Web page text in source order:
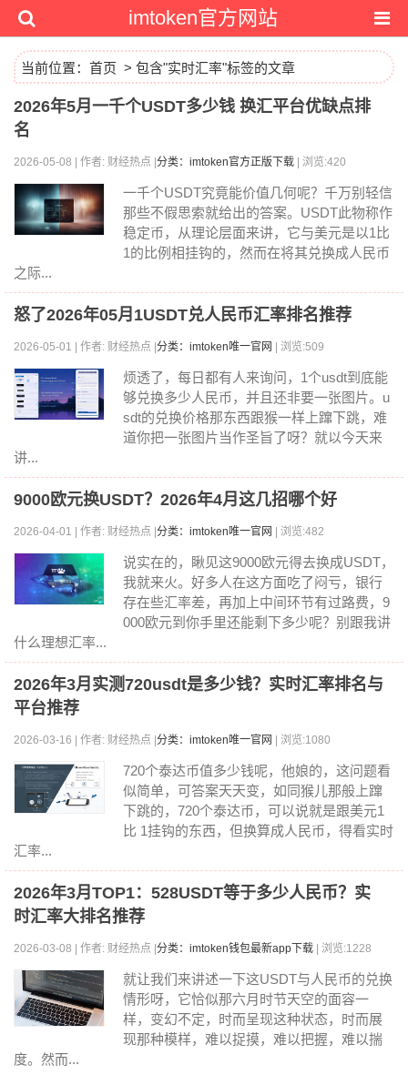
imtoken官方网站
当前位置： 首页 > 包含"实时汇率"标签的文章
2026年5月一千个USDT多少钱 换汇平台优缺点排
名
2026-05-08 | 作者: 财经热点 | 分类：imtoken官方正版下载 | 浏览:420
一千个USDT究竟能价值几何呢？千万别轻信
那些不假思索就给出的答案。USDT此物称作
稳定币，从理论层面来讲，它与美元是以1比
1的比例相挂钩的，然而在将其兑换成人民币
之际...
怒了2026年05月1USDT兑人民币汇率排名推荐
2026-05-01 | 作者: 财经热点 | 分类：imtoken唯一官网 | 浏览:509
烦透了，每日都有人来询问，1个usdt到底能
够兑换多少人民币，并且还非要一张图片。u
sdt的兑换价格那东西跟猴一样上蹿下跳，难
道你把一张图片当作圣旨了呀？就以今天来
讲...
9000欧元换USDT？2026年4月这几招哪个好
2026-04-01 | 作者: 财经热点 | 分类：imtoken唯一官网 | 浏览:482
说实在的，瞅见这9000欧元得去换成USDT，
我就来火。好多人在这方面吃了闷亏，银行
存在些汇率差，再加上中间环节有过路费，9
000欧元到你手里还能剩下多少呢？别跟我讲
什么理想汇率...
2026年3月实测720usdt是多少钱？实时汇率排名与
平台推荐
2026-03-16 | 作者: 财经热点 | 分类：imtoken唯一官网 | 浏览:1080
720个泰达币值多少钱呢，他娘的，这问题看
似简单，可答案天天变，如同猴儿那般上蹿
下跳的，720个泰达币，可以说就是跟美元1
比 1挂钩的东西，但换算成人民币，得看实时
汇率...
2026年3月TOP1：528USDT等于多少人民币？实
时汇率大排名推荐
2026-03-08 | 作者: 财经热点 | 分类：imtoken钱包最新app下载 | 浏览:1228
就让我们来讲述一下这USDT与人民币的兑换
情形呀，它恰似那六月时节天空的面容一
样，变幻不定，时而呈现这种状态，时而展
现那种模样，难以捉摸，难以把握，难以揣
度。然而...